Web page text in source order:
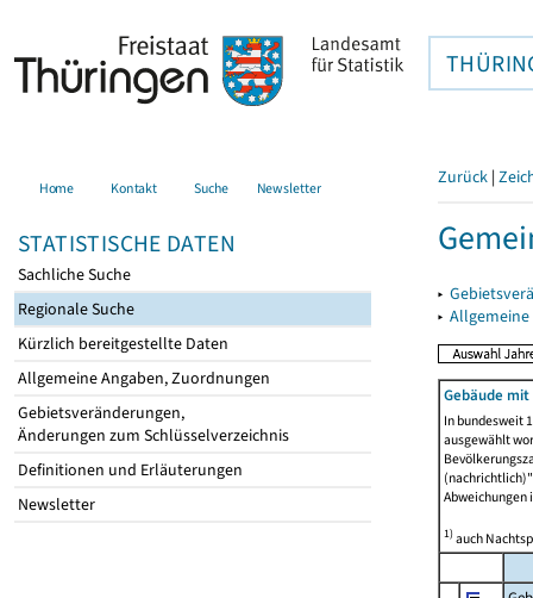
Home Kontakt Suche Newsletter
STATISTISCHE DATEN
Sachliche Suche
Regionale Suche
Kürzlich bereitgestellte Daten
Allgemeine Angaben, Zuordnungen
Gebietsveränderungen,
Änderungen zum Schlüsselverzeichnis
Definitionen und Erläuterungen
Newsletter
Zurück |
▸
▸
Gebäude
In bundesweit
ausgewählt
Abweichungen
1)auch